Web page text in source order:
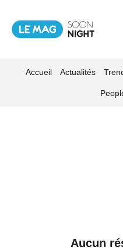
Accueil Actualités
Aucun